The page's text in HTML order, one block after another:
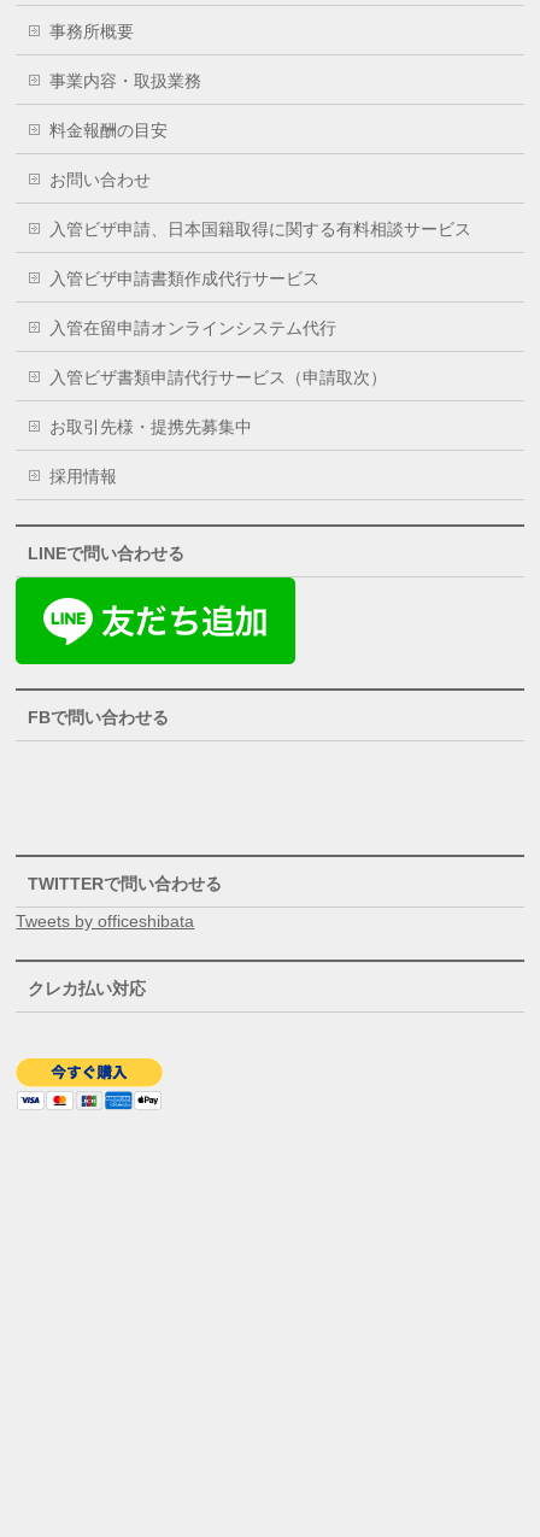
事務所概要
事業内容・取扱業務
料金報酬の目安
お問い合わせ
入管ビザ申請、日本国籍取得に関する有料相談サービス
入管ビザ申請書類作成代行サービス
入管在留申請オンラインシステム代行
入管ビザ書類申請代行サービス（申請取次）
お取引先様・提携先募集中
採用情報
LINEで問い合わせる
FBで問い合わせる
TWITTERで問い合わせる
Tweets by officeshibata
クレカ払い対応